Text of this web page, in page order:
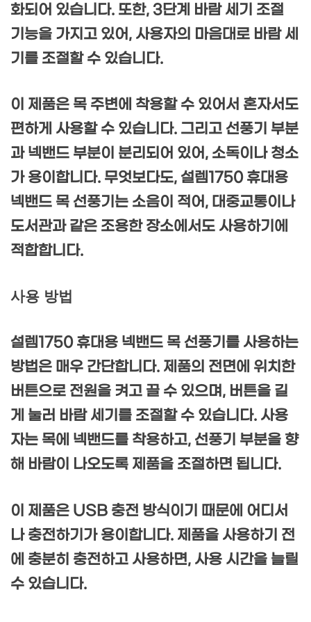
화되어 있습니다. 또한, 3단계 바람 세기 조절
기능을 가지고 있어, 사용자의 마음대로 바람 세
기를 조절할 수 있습니다.
이 제품은 목 주변에 착용할 수 있어서 혼자서도
편하게 사용할 수 있습니다. 그리고 선풍기 부분
과 넥밴드 부분이 분리되어 있어, 소독이나 청소
가 용이합니다. 무엇보다도, 설렘1750 휴대용
넥밴드 목 선풍기는 소음이 적어, 대중교통이나
도서관과 같은 조용한 장소에서도 사용하기에
적합합니다.
사용 방법
설렘1750 휴대용 넥밴드 목 선풍기를 사용하는
방법은 매우 간단합니다. 제품의 전면에 위치한
버튼으로 전원을 켜고 끌 수 있으며, 버튼을 길
게 눌러 바람 세기를 조절할 수 있습니다. 사용
자는 목에 넥밴드를 착용하고, 선풍기 부분을 향
해 바람이 나오도록 제품을 조절하면 됩니다.
이 제품은 USB 충전 방식이기 때문에 어디서
나 충전하기가 용이합니다. 제품을 사용하기 전
에 충분히 충전하고 사용하면, 사용 시간을 늘릴
수 있습니다.